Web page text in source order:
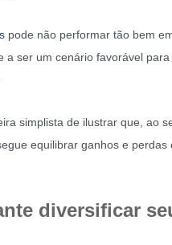
pode não performar tão bem
a ser um cenário favorável
simplista de ilustrar que, ao
equilibrar ganhos e perdas
diversificar